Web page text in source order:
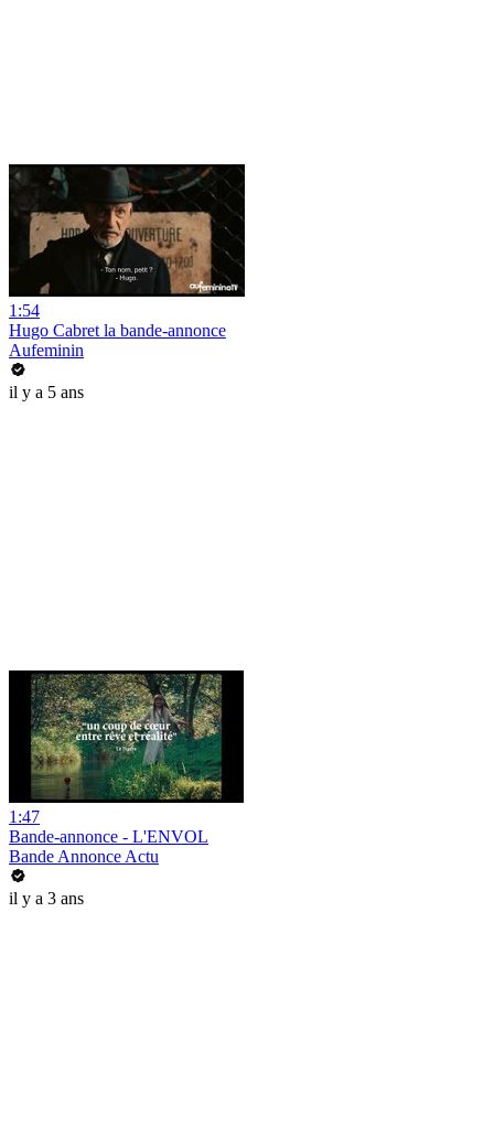
1:54
Hugo Cabret la bande-annonce
Aufeminin
il y a 5 ans
1:47
Bande-annonce - L'ENVOL
Bande Annonce Actu
il y a 3 ans